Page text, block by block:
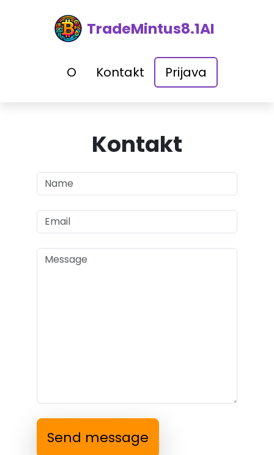
TradeMintus8.1AI
O Kontakt Prijava
Kontakt
Send message